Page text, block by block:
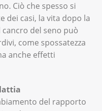
Ciò che spesso si
dei casi, la vita dopo la
del seno può
come spossatezza
anche effetti
del rapporto